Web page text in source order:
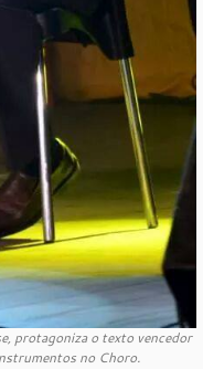
protagoniza o texto vencedor
no Choro.